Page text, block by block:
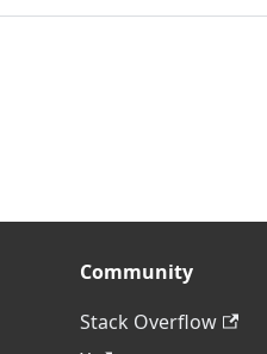
Community
Stack Overflow